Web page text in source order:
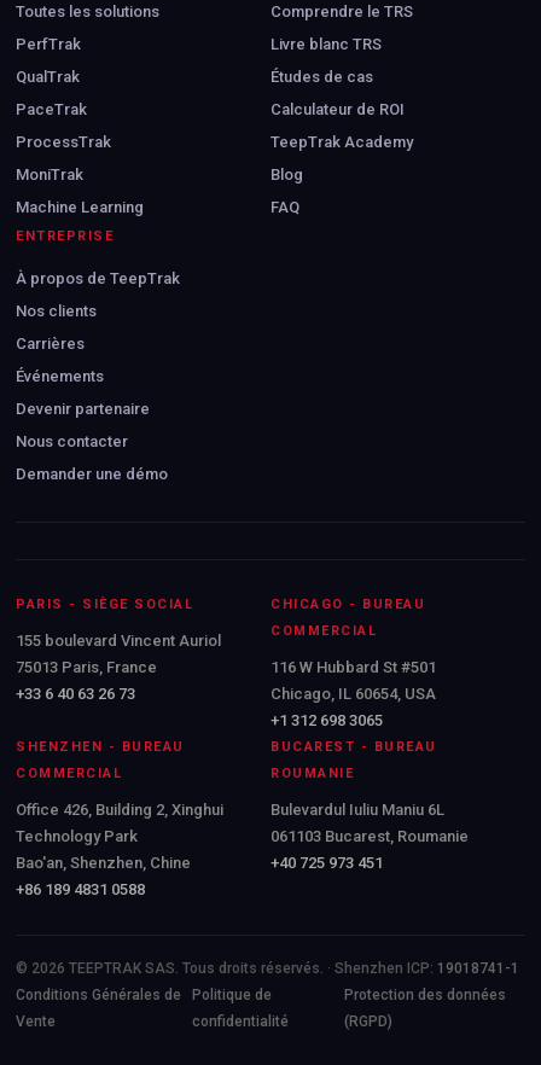
Toutes les solutions
PerfTrak
QualTrak
PaceTrak
ProcessTrak
MoniTrak
Machine Learning
Comprendre le TRS
Livre blanc TRS
Études de cas
Calculateur de ROI
TeepTrak Academy
Blog
FAQ
ENTREPRISE
À propos de TeepTrak
Nos clients
Carrières
Événements
Devenir partenaire
Nous contacter
Demander une démo
PARIS - SIÈGE SOCIAL
155 boulevard Vincent Auriol
75013 Paris, France
+33 6 40 63 26 73
CHICAGO - BUREAU
COMMERCIAL
116 W Hubbard St #501
Chicago, IL 60654, USA
+1 312 698 3065
SHENZHEN - BUREAU
COMMERCIAL
Office 426, Building 2, Xinghui
Technology Park
Bao'an, Shenzhen, Chine
+86 189 4831 0588
BUCAREST - BUREAU
ROUMANIE
Bulevardul Iuliu Maniu 6L
061103 Bucarest, Roumanie
+40 725 973 451
© 2026 TEEPTRAK SAS. Tous droits réservés. · Shenzhen ICP: 19018741-1
Conditions Générales de
Vente
Politique de
confidentialité
Protection des données
(RGPD)